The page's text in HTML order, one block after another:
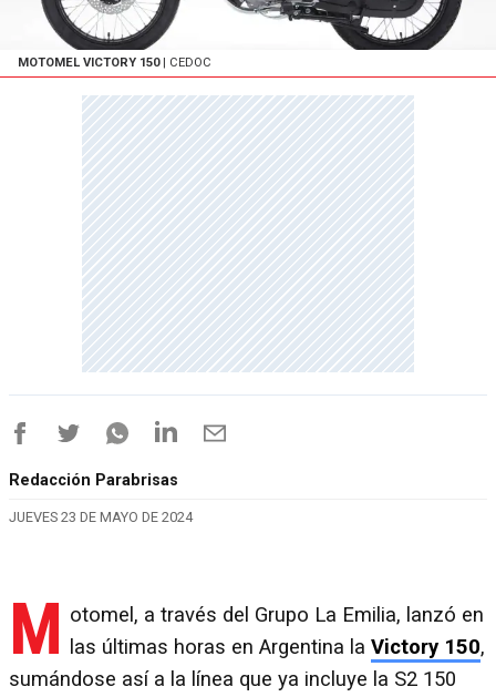
MOTOMEL VICTORY 150| CEDOC
Redacción Parabrisas
JUEVES 23 DE MAYO DE 2024
M otomel, a través del Grupo La Emilia, lanzó en
las últimas horas en Argentina la Victory 150,
sumándose así a la línea que ya incluye la S2 150